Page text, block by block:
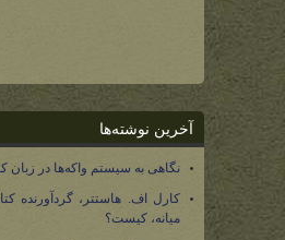
آخرین نوشته‌ها
نگاهی به سیستم واکه‌ها در زبان
کارل اف. هاستتر،
میانه، کیست؟